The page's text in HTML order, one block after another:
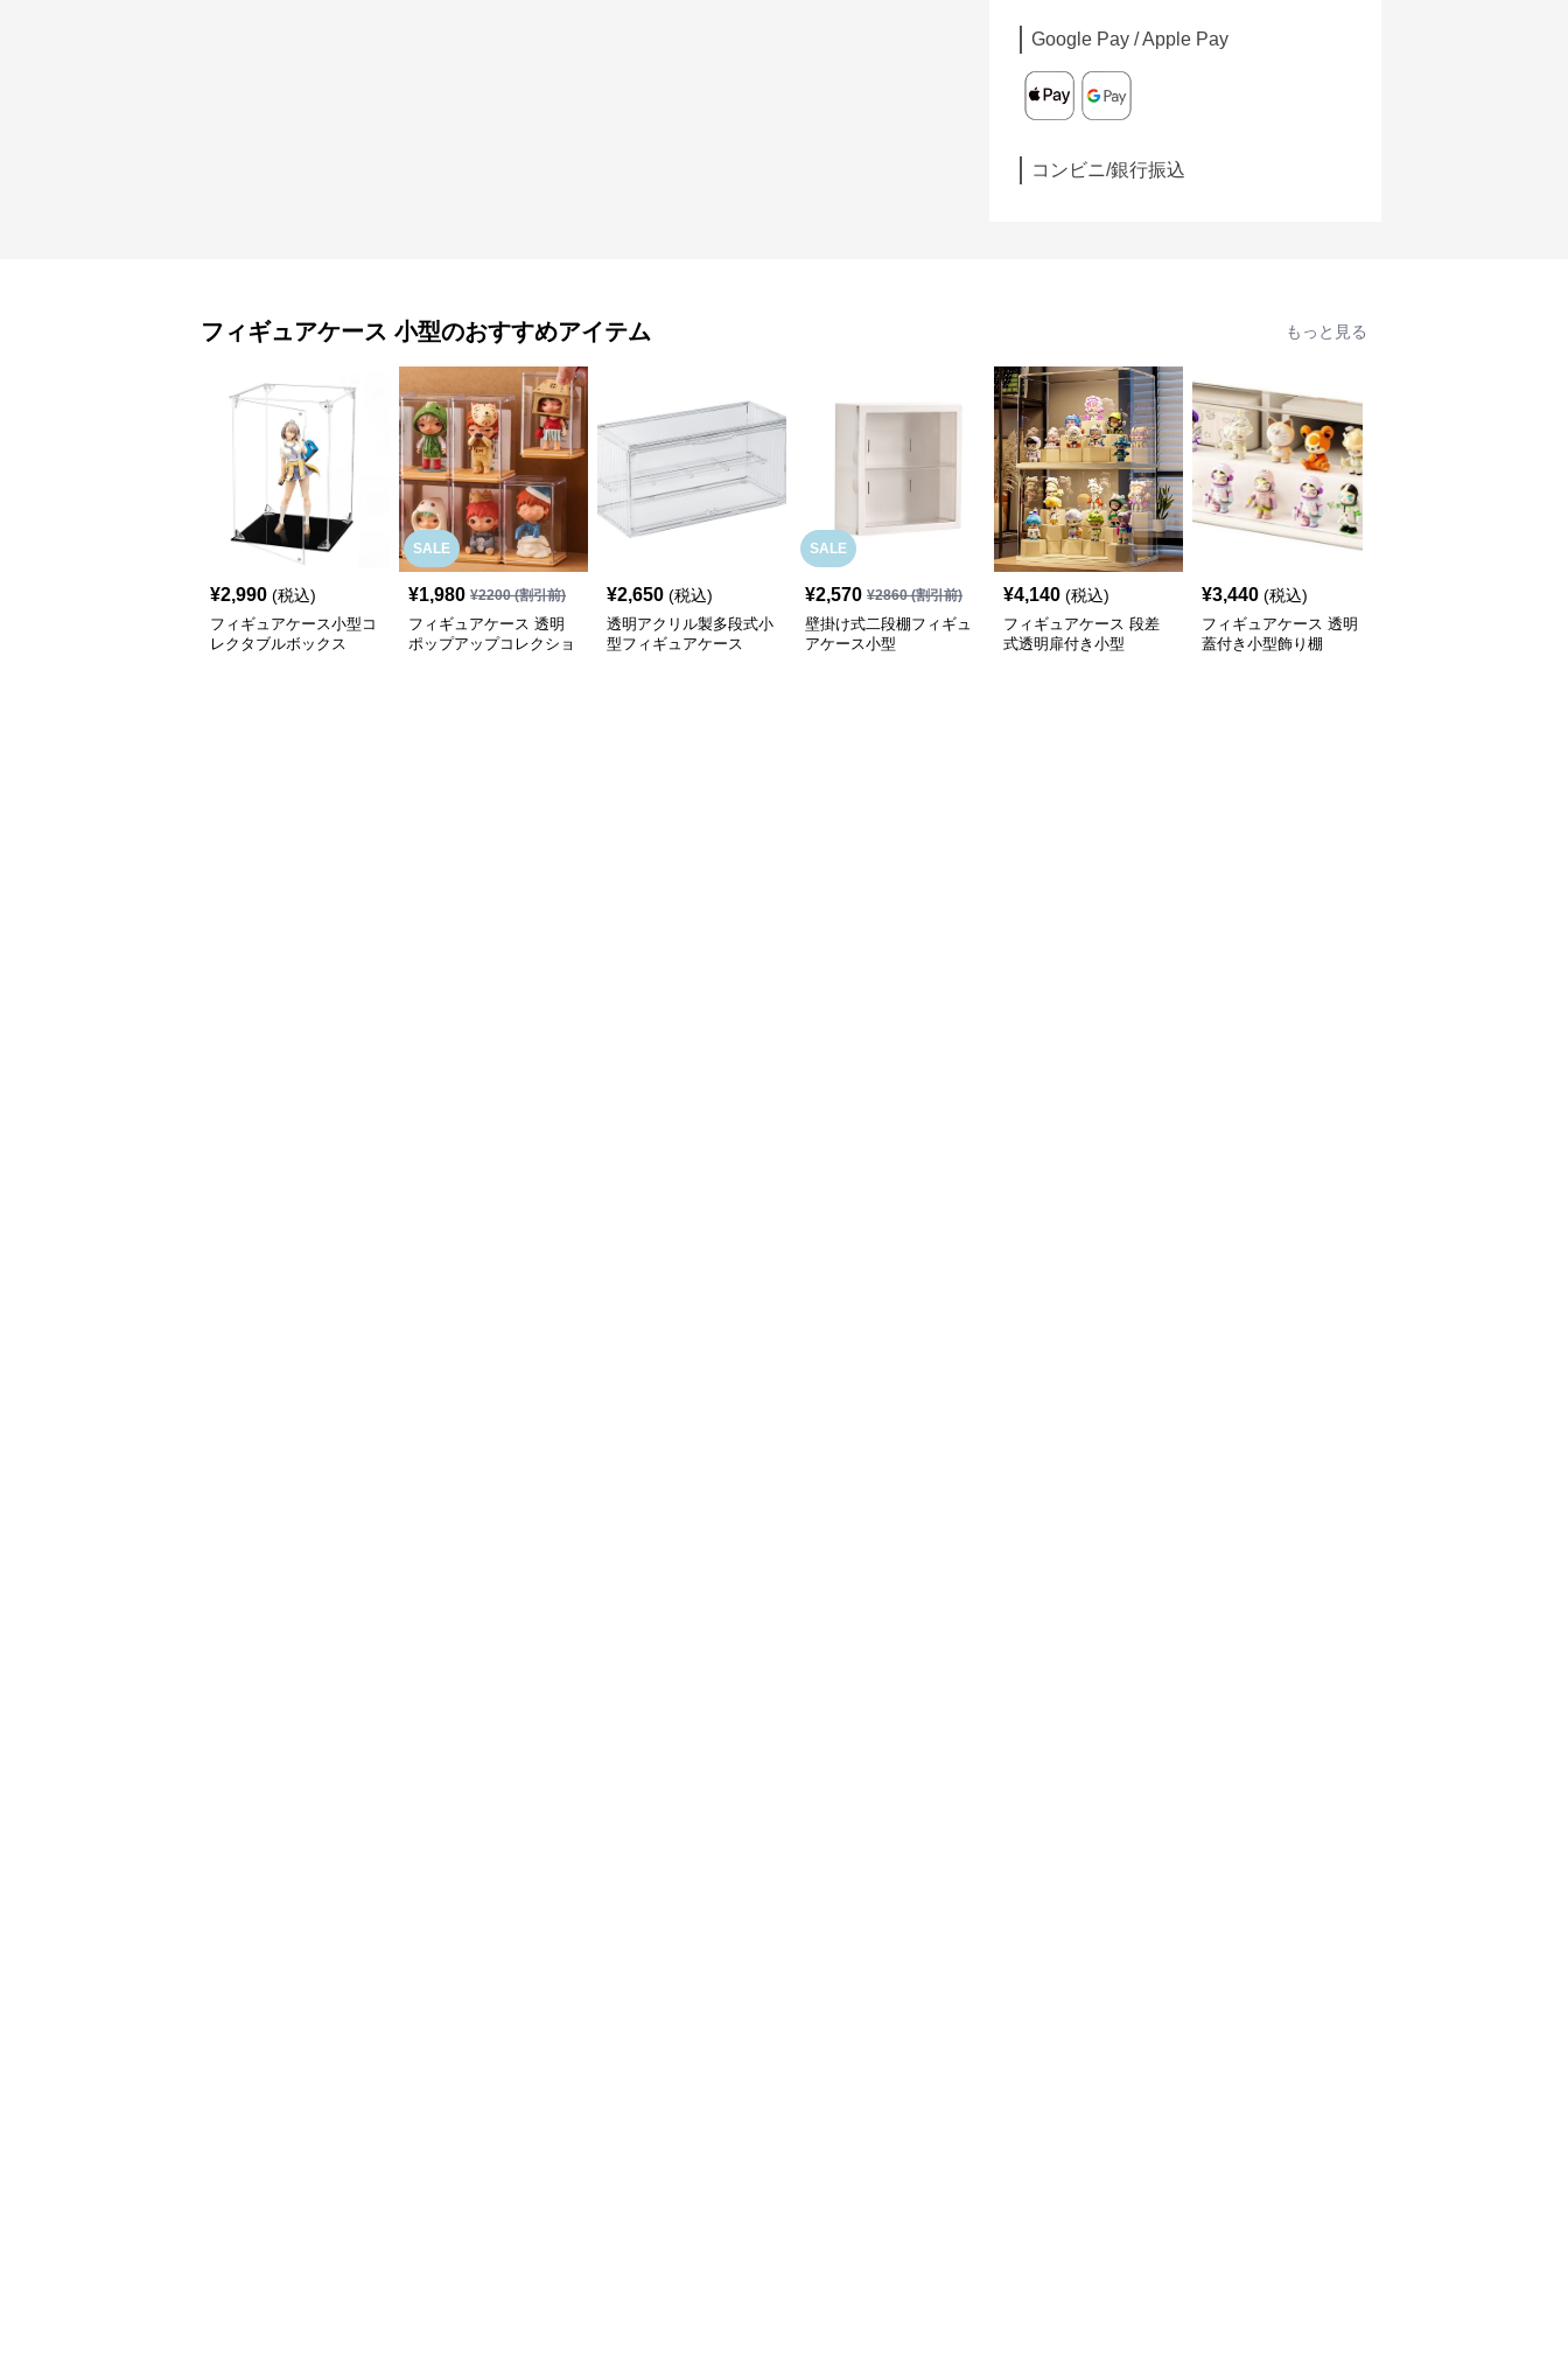
Google Pay / Apple Pay
コンビニ/銀行振込
フィギュアケース 小型のおすすめアイテム もっと見る
¥2,990 (税込)
フィギュアケース小型コ
レクタブルボックス
SALE
¥1,980 ¥2200(割引前)
フィギュアケース 透明
ポップアップコレクショ
¥2,650 (税込)
透明アクリル製多段式小
型フィギュアケース
SALE
¥2,570 ¥2860(割引前)
壁掛け式二段棚フィギュ
アケース小型
¥4,140 (税込)
フィギュアケース 段差
式透明扉付き小型
¥3,440 (税込)
フィギュアケース 透明
蓋付き小型飾り棚